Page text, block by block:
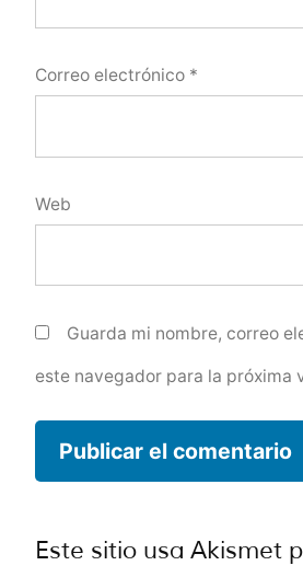
Correo electrónico *
Web
Guarda mi nombre, correo
este navegador para la próxima
Este sitio usa Akismet